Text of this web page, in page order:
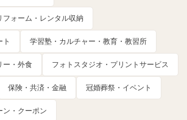
フォーム・レンタル収納
ト 学習塾・カルチャー・教育・教習所
ー・外食 フォトスタジオ・プリントサービス
保険・共済・金融 冠婚葬祭・イベント
ン・クーポン